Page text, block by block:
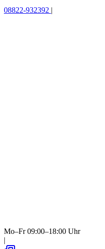
08822-932392 |
Mo–Fr 09:00–18:00 Uhr
|